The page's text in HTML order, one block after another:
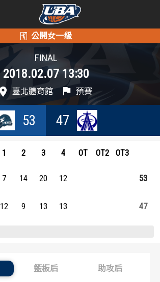
學年度
賽事資訊
戰績排行
球隊資訊
選手資訊
數據統計
歷屆個人獎得主
學年度
賽事資訊
戰績排行
球隊資訊
選手資訊
數據統計
歷屆個人獎得主
FINAL
2018.02.07 13:30
臺北體育館 預賽
53 47
1 2 3 4 OT OT2 OT3
7 14 20 12 53
47
12 9 13 13
籃板后 助攻后